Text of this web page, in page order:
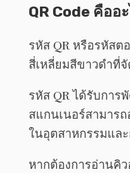
QR Code คืออ
รหัส QR หรือรหัส
สี่เหลี่ยมสีขาวดำที่
รหัส QR ได้รับกา
สแกนเนอร์สามาร
ในอุตสาหกรรมแล
หากต้องการอ่านคิ